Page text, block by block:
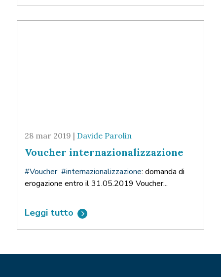
28 mar 2019 | Davide Parolin
Voucher internazionalizzazione
#Voucher #internazionalizzazione: domanda di
erogazione entro il 31.05.2019 Voucher...
Leggi tutto